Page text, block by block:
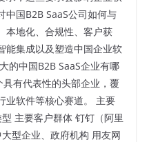
中国B2B SaaS公司如何与
本地化、合规性、客户获
能集成以及塑造中国企业软
的中国B2B SaaS企业有哪
有代表性的头部企业，覆
业软件等核心赛道。 主要
主要客户群体 钉钉（阿里
型企业、政府机构 用友网